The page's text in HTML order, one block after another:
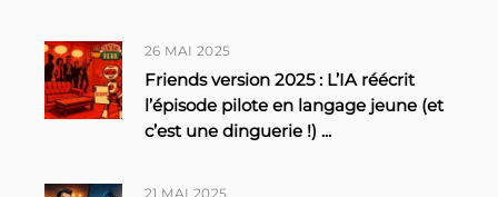
26 MAI 2025
Friends version 2025 : L’IA réécrit
l’épisode pilote en langage jeune (et
c’est une dinguerie !) ...
21 MAI 2025